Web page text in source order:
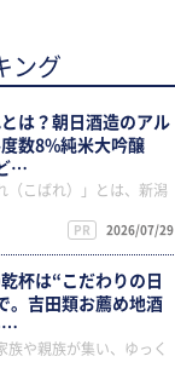
ング
は？朝日酒造のアル
数8%純米大吟醸
…
PR 2026/07/29
（こばれ）」とは、新潟
杯は“こだわりの日
。吉田類お薦め地酒
…
族や親族が集い、ゆっく